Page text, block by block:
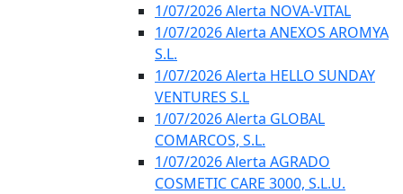
1/07/2026 Alerta NOVA-VITAL
1/07/2026 Alerta ANEXOS AROMYA
S.L.
1/07/2026 Alerta HELLO SUNDAY
VENTURES S.L
1/07/2026 Alerta GLOBAL
COMARCOS, S.L.
1/07/2026 Alerta AGRADO
COSMETIC CARE 3000, S.L.U.